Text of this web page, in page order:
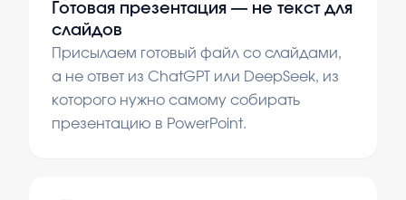
Готовая презентация — не текст для
слайдов
Присылаем готовый файл со слайдами,
а не ответ из ChatGPT или DeepSeek, из
которого нужно самому собирать
презентацию в PowerPoint.